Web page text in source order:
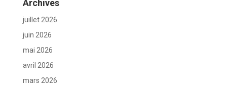
Archives
juillet 2026
juin 2026
mai 2026
avril 2026
mars 2026